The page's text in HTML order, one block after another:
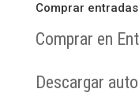
Comprar entradas
Comprar en
Descargar